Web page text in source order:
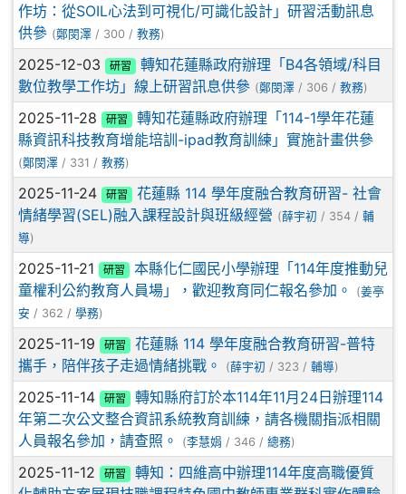
作坊：從SOIL心法到可視化/可識化設計」研習活動訊息
供參 (鄭閔澤 / 300 / 教務)
2025-12-03 研習
轉知花蓮縣政府辦理「B4各領域/科目
數位教學工作坊」線上研習訊息供參 (鄭閔澤 / 306 / 教務)
2025-11-28 研習
轉知花蓮縣政府辦理「114-1學年花蓮
縣資訊科技教育增能培訓-ipad教育訓練」實施計畫供參
(鄭閔澤 / 331 / 教務)
2025-11-24 研習
花蓮縣 114 學年度融合教育研習- 社會
情緒學習(SEL)融入課程設計與班級經營 (薛宇初 / 354 / 輔
導)
2025-11-21 研習
本縣化仁國民小學辦理「114年度推動兒
童權利公約教育人員場」，歡迎教育同仁報名參加。
(姜亭
安 / 362 / 學務)
2025-11-19 研習
花蓮縣 114 學年度融合教育研習-普特
攜手，陪伴孩子走過情緒挑戰。
(薛宇初 / 323 / 輔導)
2025-11-14 研習
轉知縣府訂於本114年11月24日辦理114
年第二次公文整合資訊系統教育訓練，請各機關指派相關
人員報名參加，請查照。
(李慧娟 / 346 / 總務)
2025-11-12 研習
轉知：四維高中辦理114年度高職優質